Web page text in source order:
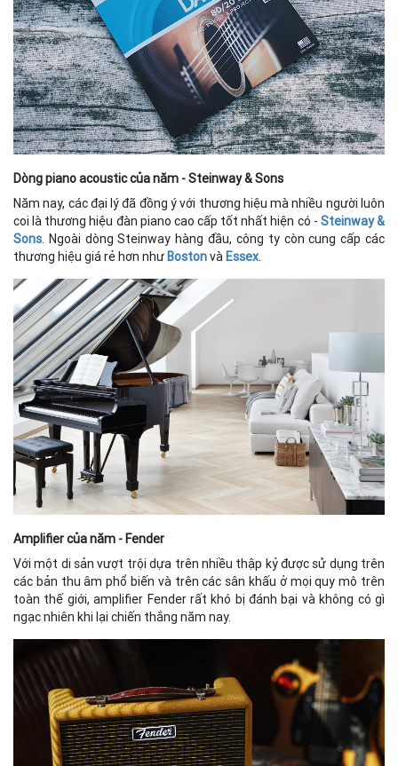
Dòng piano acoustic của năm - Steinway & Sons
Năm nay, các đại lý đã đồng ý với thương hiệu mà nhiều người luôn
coi là thương hiệu đàn piano cao cấp tốt nhất hiện có - Steinway &
Sons. Ngoài dòng Steinway hàng đầu, công ty còn cung cấp các
thương hiệu giá rẻ hơn như Bostonvà Essex.
Amplifier của năm - Fender
Với một di sản vượt trội dựa trên nhiều thập kỷ được sử dụng trên
các bản thu âm phổ biến và trên các sân khấu ở mọi quy mô trên
toàn thế giới, amplifier Fender rất khó bị đánh bại và không có gì
ngạc nhiên khi lại chiến thắng năm nay.